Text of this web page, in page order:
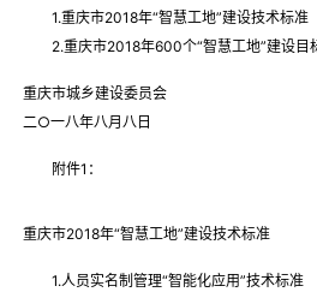
1.重庆市2018年“智慧工地”建设技术标准
2.重庆市2018年600个“智慧工地”建设目
重庆市城乡建设委员会
二○一八年八月八日
附件1：
重庆市2018年“智慧工地”建设技术标准
1.人员实名制管理“智能化应用”技术标准